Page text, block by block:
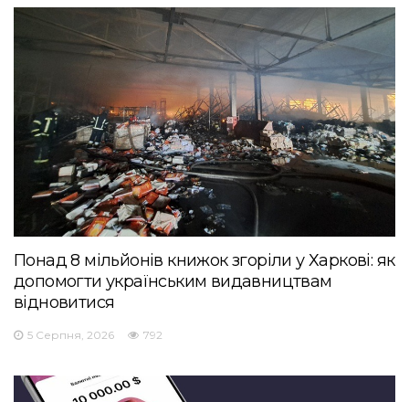
Понад 8 мільйонів книжок згоріли у Харкові: як
допомогти українським видавництвам
відновитися
5 Серпня, 2026 792